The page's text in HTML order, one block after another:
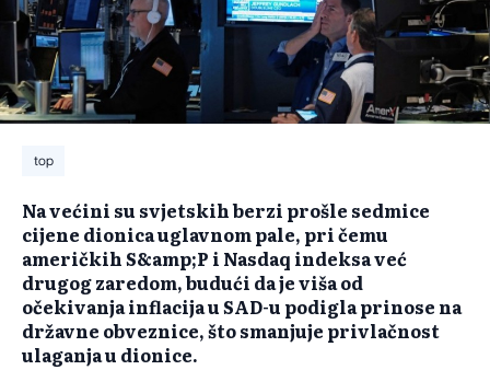
top
Na većini su svjetskih berzi prošle sedmice
cijene dionica uglavnom pale, pri čemu
američkih S&amp;P i Nasdaq indeksa već
drugog zaredom, budući da je viša od
očekivanja inflacija u SAD-u podigla prinose na
državne obveznice, što smanjuje privlačnost
ulaganja u dionice.